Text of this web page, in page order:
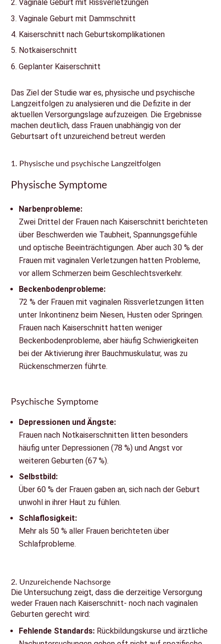
Vaginale Geburt mit Rissverletzungen
Vaginale Geburt mit Dammschnitt
Kaiserschnitt nach Geburtskomplikationen
Notkaiserschnitt
Geplanter Kaiserschnitt
Das Ziel der Studie war es, physische und psychische
Langzeitfolgen zu analysieren und die Defizite in der
aktuellen Versorgungslage aufzuzeigen. Die Ergebnisse
machen deutlich, dass Frauen unabhängig von der
Geburtsart oft unzureichend betreut werden
1. Physische und psychische Langzeitfolgen
Physische Symptome
Narbenprobleme:
Zwei Drittel der Frauen nach Kaiserschnitt berichteten
über Beschwerden wie Taubheit, Spannungsgefühle
und optische Beeinträchtigungen. Aber auch 30 % der
Frauen mit vaginalen Verletzungen hatten Probleme,
vor allem Schmerzen beim Geschlechtsverkehr.
Beckenbodenprobleme:
72 % der Frauen mit vaginalen Rissverletzungen litten
unter Inkontinenz beim Niesen, Husten oder Springen.
Frauen nach Kaiserschnitt hatten weniger
Beckenbodenprobleme, aber häufig Schwierigkeiten
bei der Aktivierung ihrer Bauchmuskulatur, was zu
Rückenschmerzen führte.
Psychische Symptome
Depressionen und Ängste:
Frauen nach Notkaiserschnitten litten besonders
häufig unter Depressionen (78 %) und Angst vor
weiteren Geburten (67 %).
Selbstbild:
Über 60 % der Frauen gaben an, sich nach der Geburt
unwohl in ihrer Haut zu fühlen.
Schlaflosigkeit:
Mehr als 50 % aller Frauen berichteten über
Schlafprobleme.
2. Unzureichende Nachsorge
Die Untersuchung zeigt, dass die derzeitige Versorgung
weder Frauen nach Kaiserschnitt- noch nach vaginalen
Geburten gerecht wird:
Fehlende Standards: Rückbildungskurse und ärztliche